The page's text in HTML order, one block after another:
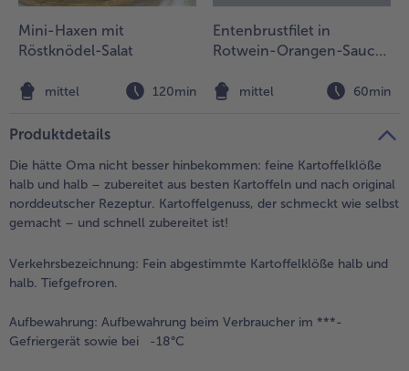
Weiterempfehlen &
Mini-Haxen mit
Röstknödel-Salat
mittel 120min
Entenbrustfilet in
Rotwein-Orangen-Sauce
Knödelchips
mittel 60min
Produktdetails
Die hätte Oma nicht besser hinbekommen: feine Kartoffelklöße
halb und halb – zubereitet aus besten Kartoffeln und nach original
norddeutscher Rezeptur. Kartoffelgenuss, der schmeckt wie selbst
gemacht – und schnell zubereitet ist!
Verkehrsbezeichnung: Fein abgestimmte Kartoffelklöße halb und
halb. Tiefgefroren.
Aufbewahrung: Aufbewahrung beim Verbraucher im ***-
Gefriergerät sowie bei -18°C